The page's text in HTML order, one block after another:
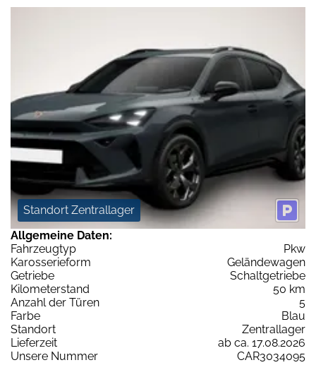
Standort Zentrallager
Allgemeine Daten:
Fahrzeugtyp
Pkw
Karosserieform
Geländewagen
Getriebe
Schaltgetriebe
Kilometerstand
50 km
Anzahl der Türen
5
Farbe
Blau
Standort
Zentrallager
Lieferzeit
ab ca. 17.08.2026
Unsere Nummer
CAR3034095